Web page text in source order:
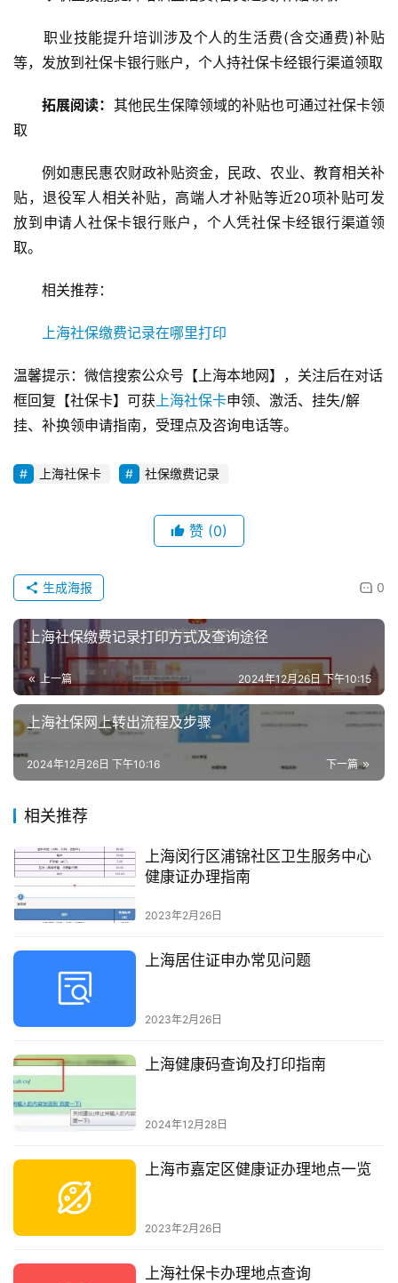
职业技能提升培训涉及个人的生活费(含交通费)补贴
等，发放到社保卡银行账户，个人持社保卡经银行渠道领取
拓展阅读： 其他民生保障领域的补贴也可通过社保卡领
取
例如惠民惠农财政补贴资金，民政、农业、教育相关补
贴，退役军人相关补贴，高端人才补贴等近20项补贴可发
放到申请人社保卡银行账户，个人凭社保卡经银行渠道领
取。
相关推荐：
上海社保缴费记录在哪里打印
温馨提示：微信搜索公众号【上海本地网】，关注后在对话
框回复【社保卡】可获 上海社保卡申领、激活、挂失/解
挂、补换领申请指南，受理点及咨询电话等。
上海社保卡 社保缴费记录
赞 (0)
0
生成海报
上海社保缴费记录打印方式及查询途径
上一篇 2024年12月26日 下午10:15
上海社保网上转出流程及步骤
下一篇
2024年12月26日 下午10:16
相关推荐
上海闵行区浦锦社区卫生服务中心
健康证办理指南
2023年2月26日
上海居住证申办常见问题
2023年2月26日
上海健康码查询及打印指南
2024年12月28日
上海市嘉定区健康证办理地点一览
2023年2月26日
上海社保卡办理地点查询